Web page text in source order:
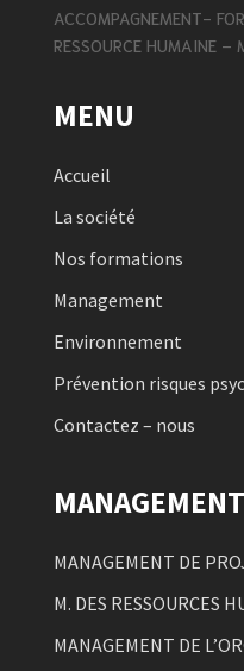
ACCOMPAGNEMENT-
RESSOURCE HUMAINE –
MENU
Accueil
La société
Nos formations
Management
Environnement
Prévention risques
Contactez – nous
MANAGEMENT
MANAGEMENT DE
M. DES RESSOURCES
MANAGEMENT DE